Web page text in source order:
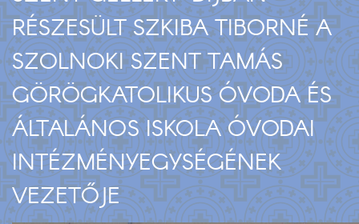
RÉSZESÜLT SZKIBA TIBORNÉ A
SZOLNOKI SZENT TAMÁS
GÖRÖGKATOLIKUS ÓVODA ÉS
ÁLTALÁNOS ISKOLA ÓVODAI
INTÉZMÉNYEGYSÉGÉNEK
VEZETŐJE